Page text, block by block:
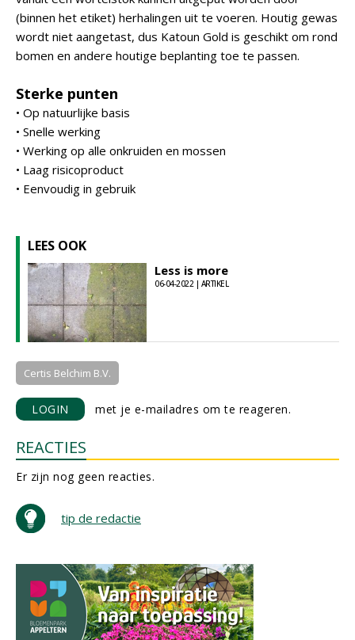
(binnen het etiket) herhalingen uit te voeren. Houtig gewas
wordt niet aangetast, dus Katoun Gold is geschikt om rond
bomen en andere houtige beplanting toe te passen.
Sterke punten
• Op natuurlijke basis
• Snelle werking
• Werking op alle onkruiden en mossen
• Laag risicoproduct
• Eenvoudig in gebruik
LEES OOK
Less is more
06-04-2022 | ARTIKEL
Certis Belchim B.V.
LOGIN met je e-mailadres om te reageren.
REACTIES
Er zijn nog geen reacties.
tip de redactie